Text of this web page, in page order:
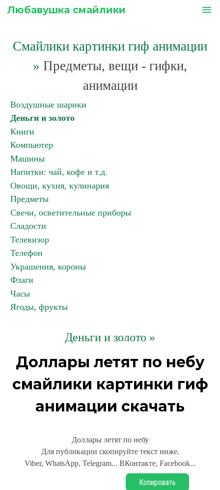
Любавушка смайлики menu
Смайлики картинки гиф анимации
» Предметы, вещи - гифки,
анимации
Воздушные шарики
Деньги и золото
Книги
Компьютер
Машины
Напитки: чай, кофе и т.д.
Овощи, кухня, кулинария
Предметы
Свечи, осветительные приборы
Сладости
Телевизор
Телефон
Украшения, короны
Флаги
Часы
Ягоды, фрукты
Деньги и золото »
Доллары летят по небу
смайлики картинки гиф
анимации скачать
Доллары летят по небу
Для публикации скопируйте текст ниже.
Viber, WhatsApp, Telegram... ВКонтакте, Facebook...
Копировать